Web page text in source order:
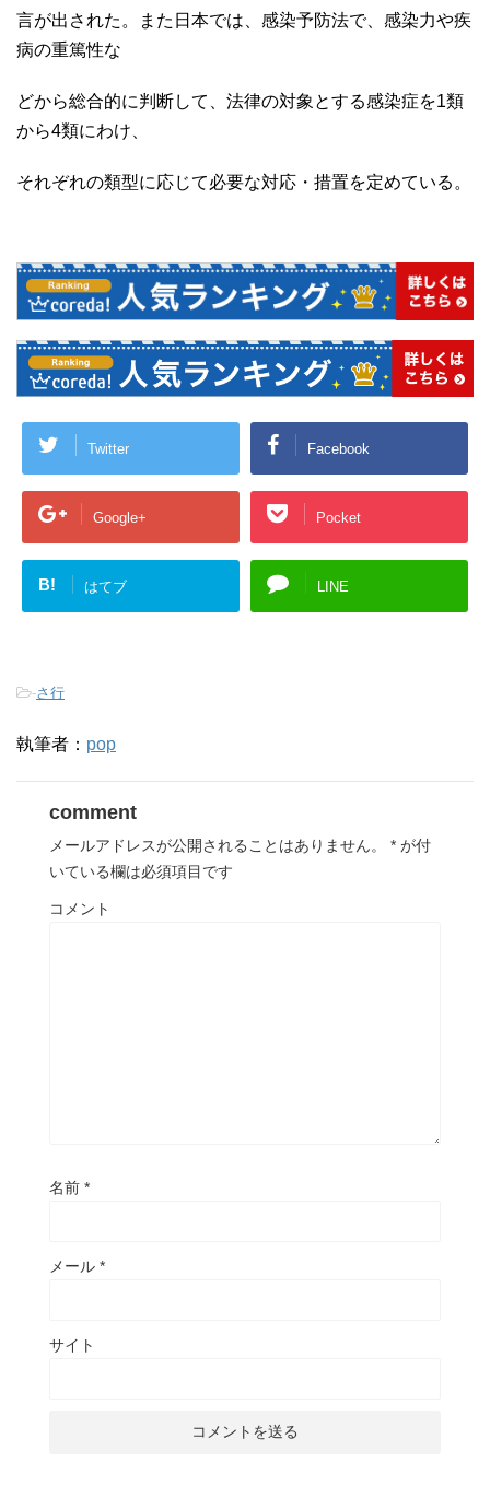
言が出された。また日本では、感染予防法で、感染力や疾
病の重篤性な
どから総合的に判断して、法律の対象とする感染症を1類
から4類にわけ、
それぞれの類型に応じて必要な対応・措置を定めている。
Twitter Facebook
Google+ Pocket
B! はてブ LINE
-さ行
執筆者： pop
comment
メールアドレスが公開されることはありません。 * が付
いている欄は必須項目です
コメント
名前 *
メール *
サイト